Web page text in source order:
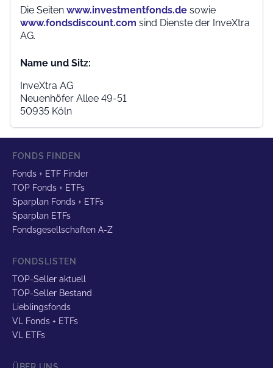
Die Seiten www.investmentfonds.de sowie
www.fondsdiscount.com sind Dienste der InveXtra
AG.
Name und Sitz:
InveXtra AG
Neuenhöfer Allee 49-51
50935 Köln
FONDS FINDEN
Fonds + ETF Finder
TOP Fonds + ETFs
Sparplan Fonds + ETFs
Sparplan ETFs
Fondsgesellschaften A-Z
FONDSLISTEN
TOP-Seller aktuell
TOP-Seller Bestand
Lieblingsfonds
VL Fonds + ETFs
VL ETFs